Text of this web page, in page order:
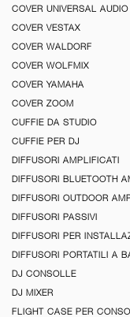
COVER UNIVERSAL AUDIO
COVER VESTAX
COVER WALDORF
COVER WOLFMIX
COVER YAMAHA
COVER ZOOM
CUFFIE DA STUDIO
CUFFIE PER DJ
DIFFUSORI AMPLIFICATI
DIFFUSORI BLUETOOTH
DIFFUSORI OUTDOOR
DIFFUSORI PASSIVI
DIFFUSORI PER
DIFFUSORI PORTATILI A
DJ CONSOLLE
DJ MIXER
FLIGHT CASE PER